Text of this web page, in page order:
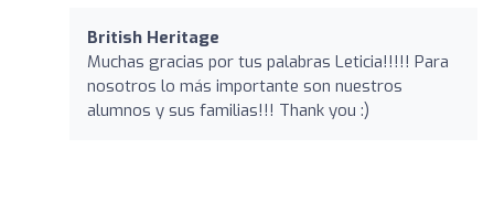
British Heritage
Muchas gracias por tus palabras Leticia!!!!! Para
nosotros lo más importante son nuestros
alumnos y sus familias!!! Thank you :)